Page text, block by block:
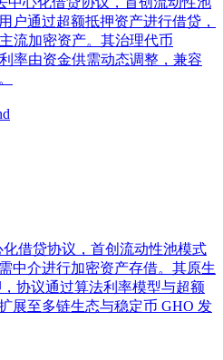
户通过超额抵押资产进行借贷，
流加密资产。其治理代币
率由资金供需动态调整，兼容
借贷协议，首创流动性池模式
中介进行加密资产存借。其原生
协议通过算法利率模型与超额
展至多链生态与稳定币 GHO 发